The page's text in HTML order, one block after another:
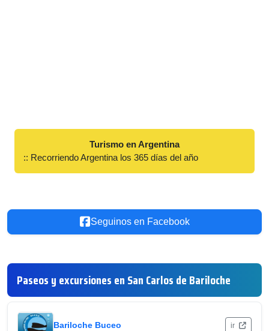
Turismo en Argentina
:: Recorriendo Argentina los 365 días del año
Seguinos en Facebook
Paseos y excursiones en San Carlos de Bariloche
Bariloche Buceo ir